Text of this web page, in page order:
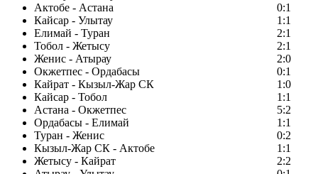
Актобе - Астана
0:1
Кайсар - Улытау
1:1
Елимай - Туран
2:1
Тобол - Жетысу
2:1
Женис - Атырау
2:0
Окжетпес - Ордабасы
0:1
Кайрат - Кызыл-Жар СК
1:0
Кайсар - Тобол
1:1
Астана - Окжетпес
5:2
Ордабасы - Елимай
1:1
Туран - Женис
0:2
Кызыл-Жар СК - Актобе
1:1
Жетысу - Кайрат
2:2